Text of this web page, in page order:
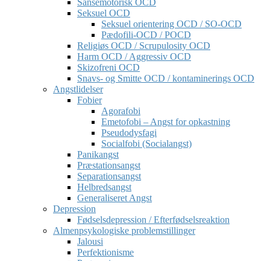
Sansemotorisk OCD
Seksuel OCD
Seksuel orientering OCD / SO-OCD
Pædofili-OCD / POCD
Religiøs OCD / Scrupulosity OCD
Harm OCD / Aggressiv OCD
Skizofreni OCD
Snavs- og Smitte OCD / kontaminerings OCD
Angstlidelser
Fobier
Agorafobi
Emetofobi – Angst for opkastning
Pseudodysfagi
Socialfobi (Socialangst)
Panikangst
Præstationsangst
Separationsangst
Helbredsangst
Generaliseret Angst
Depression
Fødselsdepression / Efterfødselsreaktion
Almenpsykologiske problemstillinger
Jalousi
Perfektionisme